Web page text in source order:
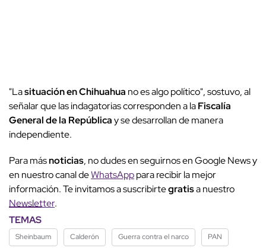
"Lasituación en Chihuahua no es algo político", sostuvo, al
señalar que las indagatorias corresponden a laFiscalía
General de la Repúblicay se desarrollan de manera
independiente.
Para másnoticias, no dudes en seguirnos en Google News y
en nuestro canal deWhatsApppara recibir la mejor
información. Te invitamos a suscribirtegratisa nuestro
Newsletter.
TEMAS
Sheinbaum Calderón Guerra contra el narco PAN